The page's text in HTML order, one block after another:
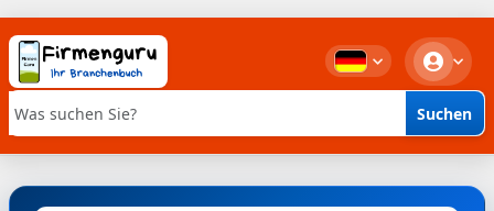
Stichwortsuche Suchen